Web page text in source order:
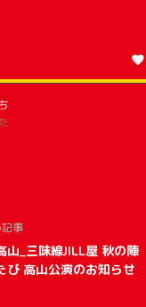
事
山_三味線JILL屋 秋の陣
ふたたび 高山公演のお知らせ